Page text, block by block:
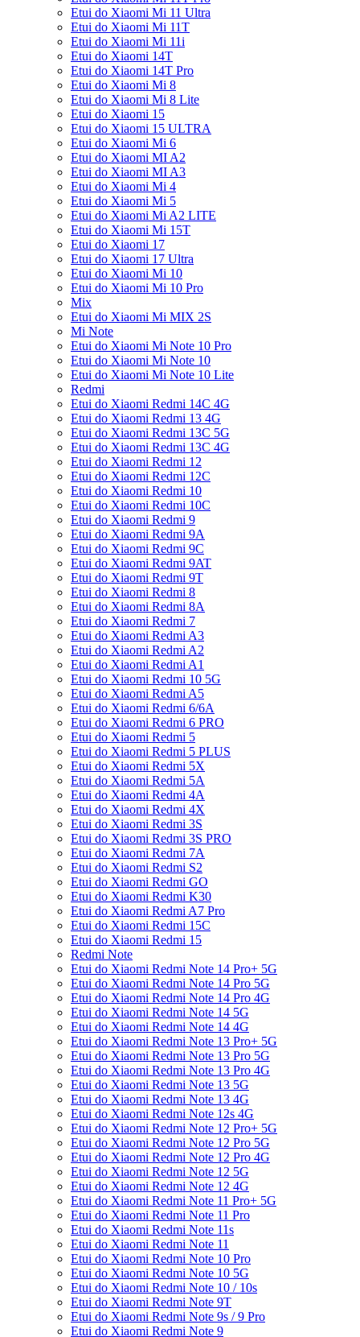
Etui do Xiaomi Mi 11 Ultra
Etui do Xiaomi Mi 11T
Etui do Xiaomi Mi 11i
Etui do Xiaomi 14T
Etui do Xiaomi 14T Pro
Etui do Xiaomi Mi 8
Etui do Xiaomi Mi 8 Lite
Etui do Xiaomi 15
Etui do Xiaomi 15 ULTRA
Etui do Xiaomi Mi 6
Etui do Xiaomi MI A2
Etui do Xiaomi MI A3
Etui do Xiaomi Mi 4
Etui do Xiaomi Mi 5
Etui do Xiaomi Mi A2 LITE
Etui do Xiaomi Mi 15T
Etui do Xiaomi 17
Etui do Xiaomi 17 Ultra
Etui do Xiaomi Mi 10
Etui do Xiaomi Mi 10 Pro
Mix
Etui do Xiaomi Mi MIX 2S
Mi Note
Etui do Xiaomi Mi Note 10 Pro
Etui do Xiaomi Mi Note 10
Etui do Xiaomi Mi Note 10 Lite
Redmi
Etui do Xiaomi Redmi 14C 4G
Etui do Xiaomi Redmi 13 4G
Etui do Xiaomi Redmi 13C 5G
Etui do Xiaomi Redmi 13C 4G
Etui do Xiaomi Redmi 12
Etui do Xiaomi Redmi 12C
Etui do Xiaomi Redmi 10
Etui do Xiaomi Redmi 10C
Etui do Xiaomi Redmi 9
Etui do Xiaomi Redmi 9A
Etui do Xiaomi Redmi 9C
Etui do Xiaomi Redmi 9AT
Etui do Xiaomi Redmi 9T
Etui do Xiaomi Redmi 8
Etui do Xiaomi Redmi 8A
Etui do Xiaomi Redmi 7
Etui do Xiaomi Redmi A3
Etui do Xiaomi Redmi A2
Etui do Xiaomi Redmi A1
Etui do Xiaomi Redmi 10 5G
Etui do Xiaomi Redmi A5
Etui do Xiaomi Redmi 6/6A
Etui do Xiaomi Redmi 6 PRO
Etui do Xiaomi Redmi 5
Etui do Xiaomi Redmi 5 PLUS
Etui do Xiaomi Redmi 5X
Etui do Xiaomi Redmi 5A
Etui do Xiaomi Redmi 4A
Etui do Xiaomi Redmi 4X
Etui do Xiaomi Redmi 3S
Etui do Xiaomi Redmi 3S PRO
Etui do Xiaomi Redmi 7A
Etui do Xiaomi Redmi S2
Etui do Xiaomi Redmi GO
Etui do Xiaomi Redmi K30
Etui do Xiaomi Redmi A7 Pro
Etui do Xiaomi Redmi 15C
Etui do Xiaomi Redmi 15
Redmi Note
Etui do Xiaomi Redmi Note 14 Pro+ 5G
Etui do Xiaomi Redmi Note 14 Pro 5G
Etui do Xiaomi Redmi Note 14 Pro 4G
Etui do Xiaomi Redmi Note 14 5G
Etui do Xiaomi Redmi Note 14 4G
Etui do Xiaomi Redmi Note 13 Pro+ 5G
Etui do Xiaomi Redmi Note 13 Pro 5G
Etui do Xiaomi Redmi Note 13 Pro 4G
Etui do Xiaomi Redmi Note 13 5G
Etui do Xiaomi Redmi Note 13 4G
Etui do Xiaomi Redmi Note 12s 4G
Etui do Xiaomi Redmi Note 12 Pro+ 5G
Etui do Xiaomi Redmi Note 12 Pro 5G
Etui do Xiaomi Redmi Note 12 Pro 4G
Etui do Xiaomi Redmi Note 12 5G
Etui do Xiaomi Redmi Note 12 4G
Etui do Xiaomi Redmi Note 11 Pro+ 5G
Etui do Xiaomi Redmi Note 11 Pro
Etui do Xiaomi Redmi Note 11s
Etui do Xiaomi Redmi Note 11
Etui do Xiaomi Redmi Note 10 Pro
Etui do Xiaomi Redmi Note 10 5G
Etui do Xiaomi Redmi Note 10 / 10s
Etui do Xiaomi Redmi Note 9T
Etui do Xiaomi Redmi Note 9s / 9 Pro
Etui do Xiaomi Redmi Note 9